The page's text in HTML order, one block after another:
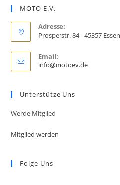
Motorradlärm
MOTO E.V.
Adresse:
Prosperstr. 84 - 45357 Essen
Email:
info@motoev.deOpens
Unterstütze Uns
Werde Mitglied
Mitglied werden
Folge Uns